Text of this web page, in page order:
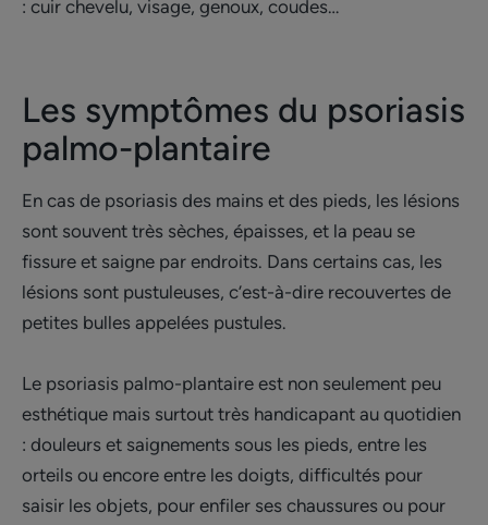
: cuir chevelu, visage, genoux, coudes…
Les symptômes du psoriasis
palmo-plantaire
En cas de psoriasis des mains et des pieds, les lésions
sont souvent très sèches, épaisses, et la peau se
fissure et saigne par endroits. Dans certains cas, les
lésions sont pustuleuses, c’est-à-dire recouvertes de
petites bulles appelées pustules.
Le psoriasis palmo-plantaire est non seulement peu
esthétique mais surtout très handicapant au quotidien
: douleurs et saignements sous les pieds, entre les
orteils ou encore entre les doigts, difficultés pour
saisir les objets, pour enfiler ses chaussures ou pour